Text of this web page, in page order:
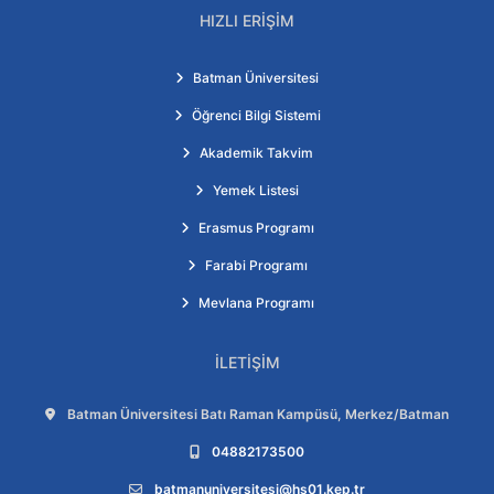
HIZLI ERIŞIM
Batman Üniversitesi
Öğrenci Bilgi Sistemi
Akademik Takvim
Yemek Listesi
Erasmus Programı
Farabi Programı
Mevlana Programı
İLETIŞIM
Adres:
Batman Üniversitesi Batı Raman Kampüsü, Merkez/Batman
Telefon:
04882173500
E-posta:
batmanuniversitesi@hs01.kep.tr